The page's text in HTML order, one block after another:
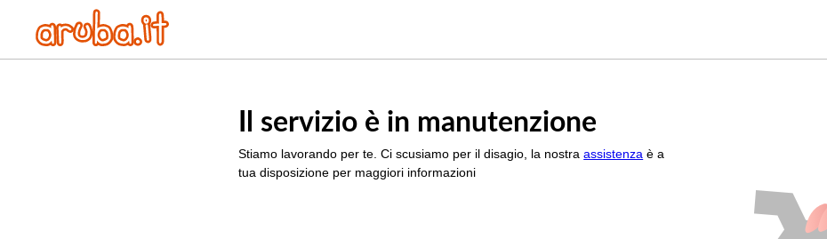
Il servizio è in manutenzione
Stiamo lavorando per te. Ci scusiamo per il disagio, la nostraassistenza è a
tua disposizione per maggiori informazioni